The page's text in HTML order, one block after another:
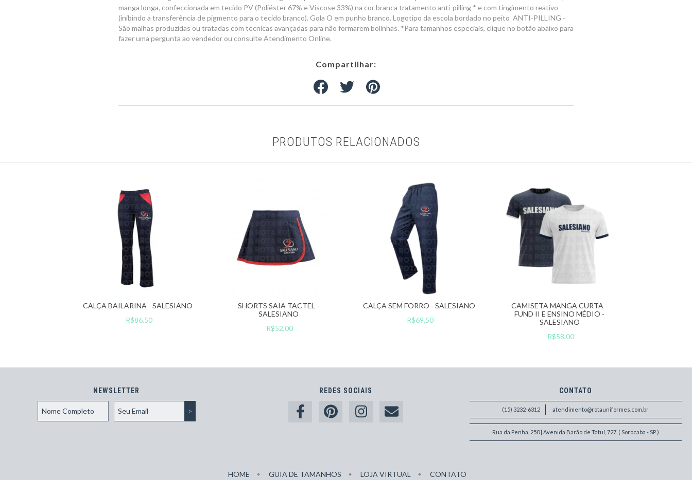
manga longa, confeccionada em tecido PV (Poliéster 67% e Viscose 33%) na cor branca tratamento anti-pilling * e com tingimento reativo
(inibindo a transferência de pigmento para o tecido branco). Gola O em punho branco. Logotipo da escola bordado no peito ANTI-PILLING -
São malhas produzidas ou tratadas com técnicas avançadas para não formarem bolinhas. *Para tamanhos especiais, clique no botão abaixo para
fazer uma pergunta ao vendedor ou consulte Atendimento Online.
Compartilhar:
PRODUTOS RELACIONADOS
CALÇA BAILARINA - SALESIANO
R$86,50
SHORTS SAIA TACTEL -
SALESIANO
R$52,00
CALÇA SEM FORRO - SALESIANO
R$69,50
CAMISETA MANGA CURTA -
FUND II E ENSINO MÉDIO -
SALESIANO
R$58,00
NEWSLETTER REDES SOCIAIS CONTATO
(15) 3232-6312 atendimento@rotauniformes.com.br
Rua da Penha, 250 | Avenida Barão de Tatuí, 727. ( Sorocaba - SP )
HOME GUIA DE TAMANHOS LOJA VIRTUAL CONTATO